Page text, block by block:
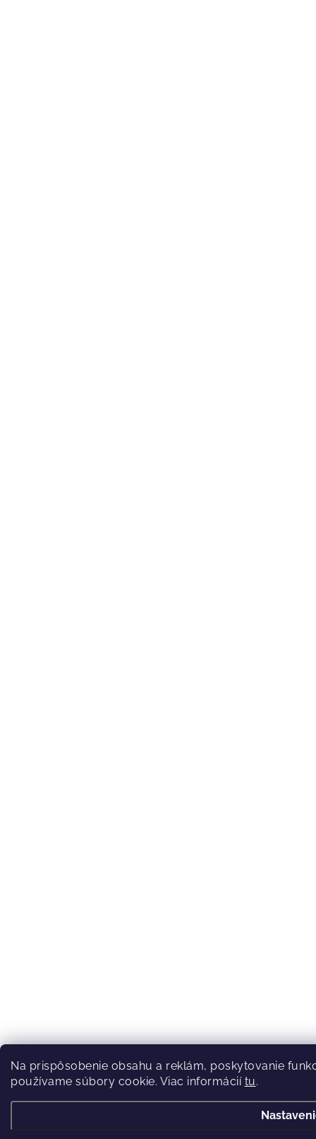
Na prispôsobenie obsahu a reklám, poskytovanie
používame súbory cookie. Viac informácií tu.